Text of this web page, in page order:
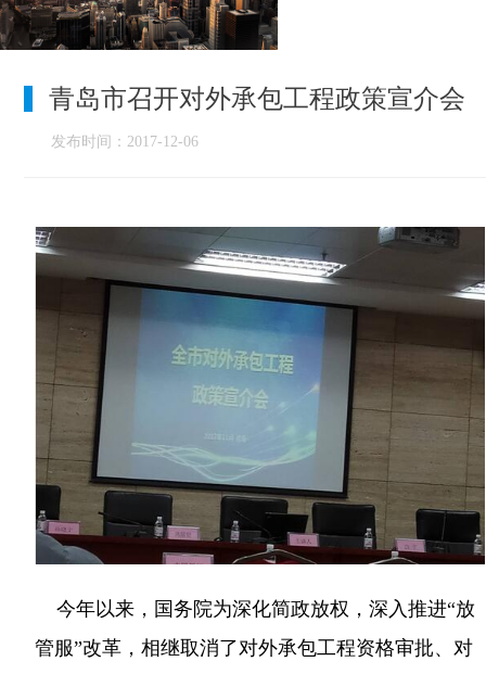
青岛市召开对外承包工程政策宣介会
发布时间：2017-12-06
今年以来，国务院为深化简政放权，深入推进“放
管服”改革，相继取消了对外承包工程资格审批、对